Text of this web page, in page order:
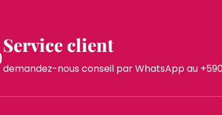
Service client
demandez-nous conseil par WhatsApp au +590